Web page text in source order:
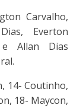
Carvalho,
Everton
e Allan Dias
14- Coutinho,
18- Maycon,